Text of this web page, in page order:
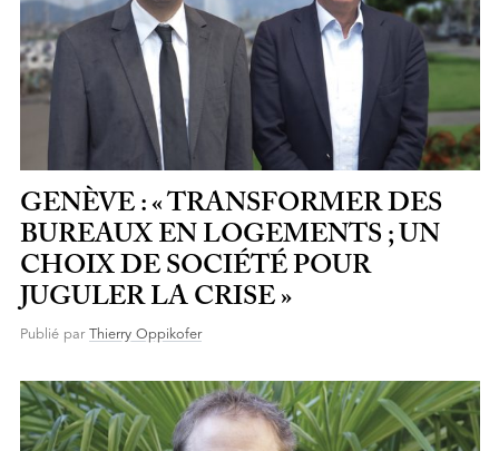
GENÈVE : « TRANSFORMER DES
BUREAUX EN LOGEMENTS ; UN
CHOIX DE SOCIÉTÉ POUR
JUGULER LA CRISE »
Publié par Thierry Oppikofer